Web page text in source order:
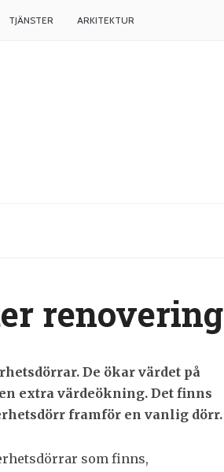
TJÄNSTER ARKITEKTUR
renovering
De ökar värdet på
extra värdeökning. Det finns
framför en vanlig dörr.
som finns,